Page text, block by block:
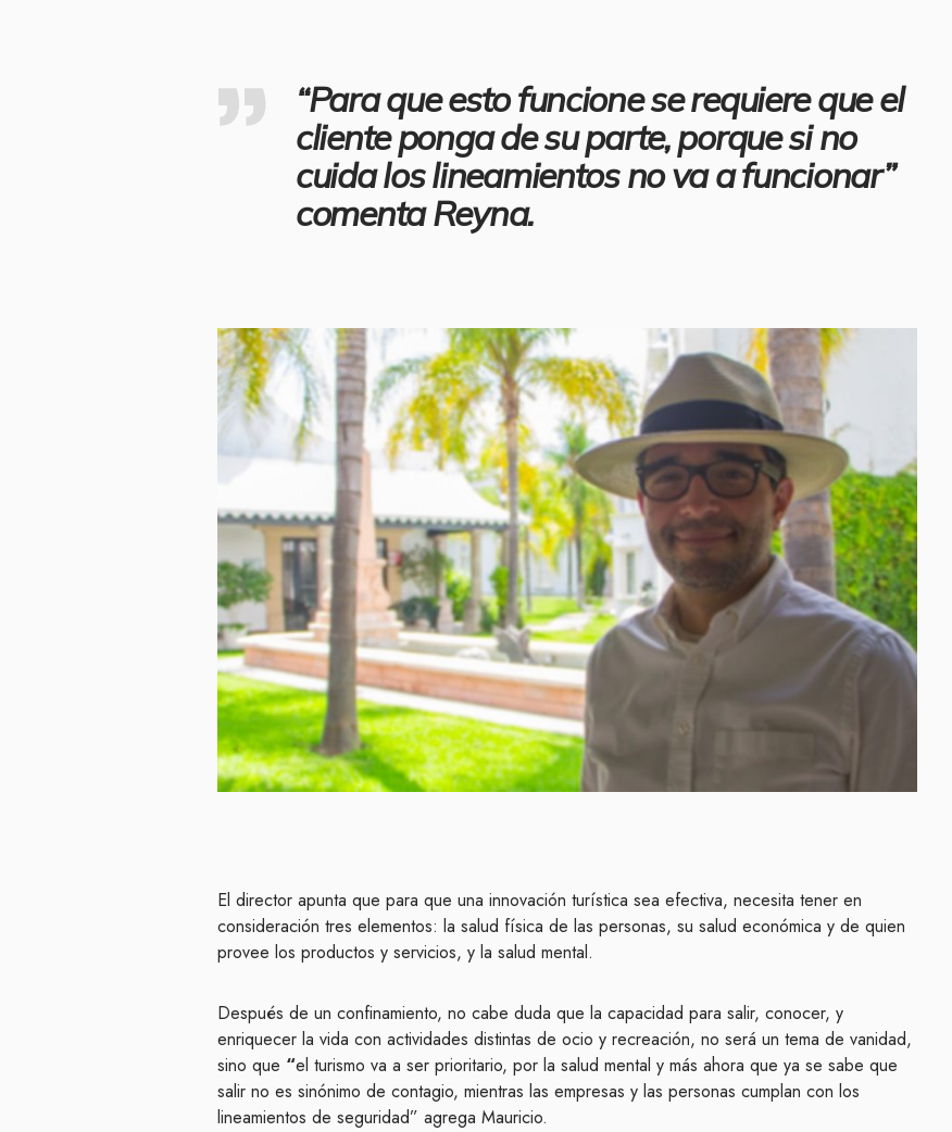
“Para que esto funcione se requiere que el
cliente ponga de su parte, porque si no
cuida los lineamientos no va a funcionar”
comenta Reyna.
El director apunta que para que una innovación turística sea efectiva, necesita tener en
consideración tres elementos: la salud física de las personas, su salud económica y de quien
provee los productos y servicios, y la salud mental.
Después de un confinamiento, no cabe duda que la capacidad para salir, conocer, y
enriquecer la vida con actividades distintas de ocio y recreación, no será un tema de vanidad,
sino que “el turismo va a ser prioritario, por la salud mental y más ahora que ya se sabe que
salir no es sinónimo de contagio, mientras las empresas y las personas cumplan con los
lineamientos de seguridad” agrega Mauricio.